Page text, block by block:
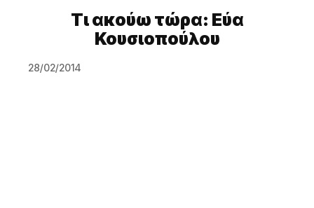
Τι ακούω τώρα: Εύα
Κουσιοπούλου
28/02/2014